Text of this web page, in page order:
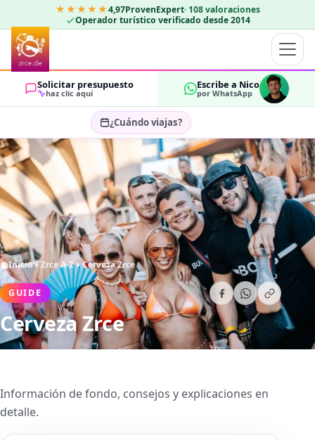
★★★★★4,97ProvenExpert· 108 valoraciones
Operador turístico verificado desde 2014
Solicitar presupuesto
haz clic aquí
Escribe a Nico
por WhatsApp
¿Cuándo viajas?
Seleccionar fechas…
HUÉSPEDES
2 OK
Inicio Zrce A-Z Cerveza Zrce
GUIDE
Cerveza Zrce
Información de fondo, consejos y explicaciones en
detalle.